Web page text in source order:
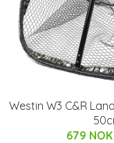
Westin W3 C&R
679 NOK